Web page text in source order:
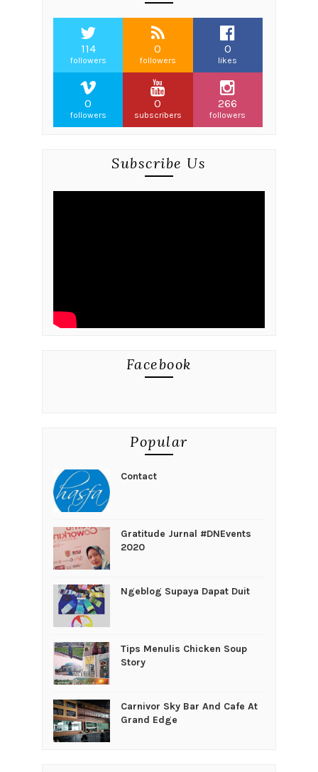
114
followers
0
followers
0
likes
0
followers
0
subscribers
266
followers
Subscribe Us
Facebook
Popular
Contact
Gratitude Jurnal #DNEvents
2020
Ngeblog Supaya Dapat Duit
Tips Menulis Chicken Soup
Story
Carnivor Sky Bar And Cafe At
Grand Edge